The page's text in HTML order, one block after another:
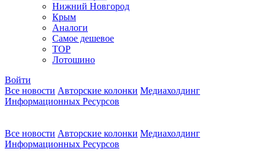
Нижний Новгород
Крым
Аналоги
Самое дешевое
TOP
Лотошино
Войти
Все новости Авторские колонки Медиахолдинг
Информационных Ресурсов
Все новости Авторские колонки Медиахолдинг
Информационных Ресурсов